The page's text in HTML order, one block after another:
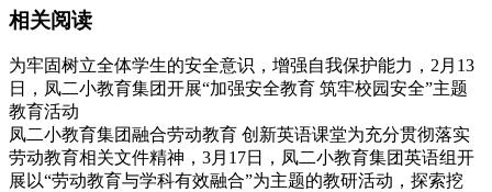
相关阅读
为牢固树立全体学生的安全意识，增强自我保护能力，2月13
日，凤二小教育集团开展“加强安全教育 筑牢校园安全”主题
教育活动
凤二小教育集团融合劳动教育 创新英语课堂为充分贯彻落实
劳动教育相关文件精神，3月17日，凤二小教育集团英语组开
展以“劳动教育与学科有效融合”为主题的教研活动，探索挖